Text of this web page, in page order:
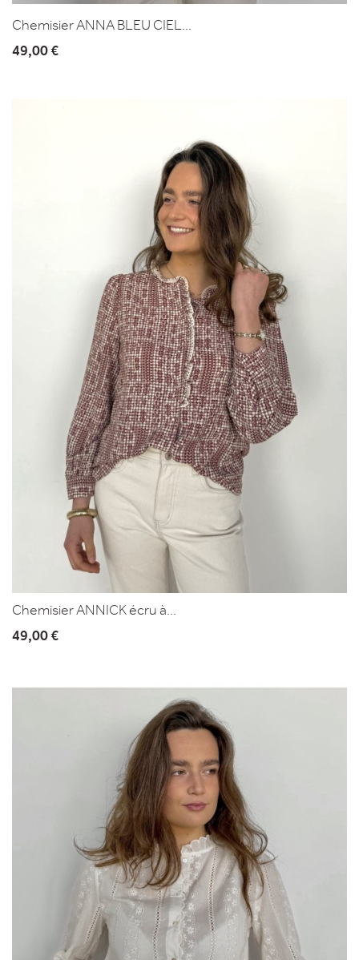
Chemisier ANNA BLEU CIEL...
49,00 €
Chemisier ANNICK écru à...
49,00 €